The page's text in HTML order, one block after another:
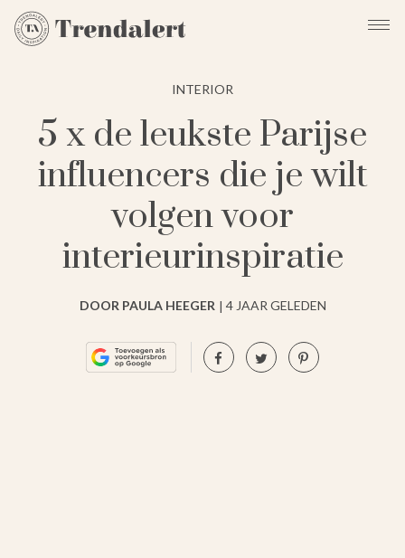
INTERIOR
5 x de leukste Parijse
influencers die je wilt
volgen voor
interieurinspiratie
DOOR PAULA HEEGER 4 JAAR GELEDEN